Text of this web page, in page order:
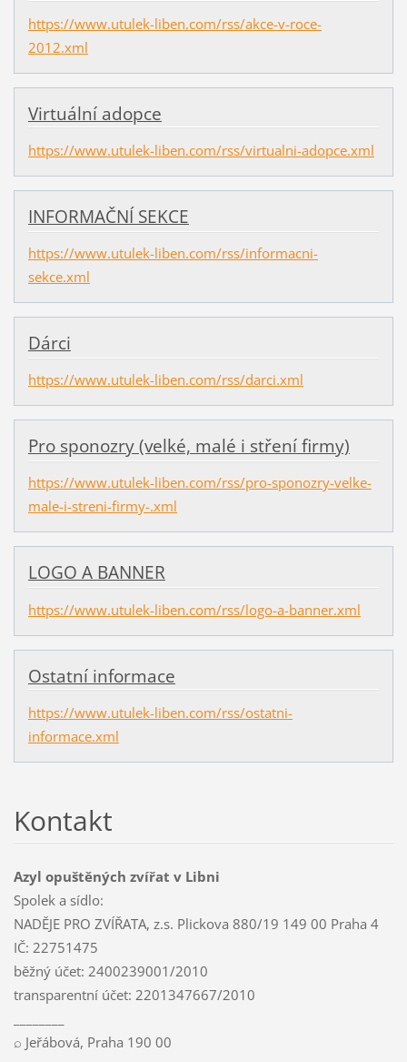
https://www.utulek-liben.com/rss/akce-v-roce-
2012.xml
Virtuální adopce
https://www.utulek-liben.com/rss/virtualni-adopce.xml
INFORMAČNÍ SEKCE
https://www.utulek-liben.com/rss/informacni-
sekce.xml
Dárci
https://www.utulek-liben.com/rss/darci.xml
Pro sponozry (velké, malé i stření firmy)
https://www.utulek-liben.com/rss/pro-sponozry-velke-
male-i-streni-firmy-.xml
LOGO A BANNER
https://www.utulek-liben.com/rss/logo-a-banner.xml
Ostatní informace
https://www.utulek-liben.com/rss/ostatni-
informace.xml
Kontakt
Azyl opuštěných zvířat v Libni
Spolek a sídlo:
NADĚJE PRO ZVÍŘATA, z.s. Plickova 880/19 149 00 Praha 4
IČ: 22751475
běžný účet: 2400239001/2010
transparentní účet: 2201347667/2010
⌕ Jeřábová, Praha 190 00